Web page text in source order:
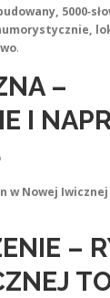
.
–
I
w Nowej
–